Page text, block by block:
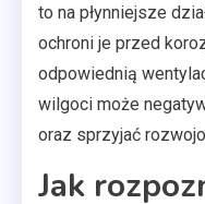
to na płynniejsze
ochroni je przed
odpowiednią
wilgoci może
oraz sprzyjać
Jak